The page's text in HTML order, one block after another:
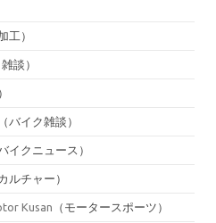
工）
談）
（バイク雑談）
バイクニュース）
ルチャー）
Kusan （モータースポーツ）